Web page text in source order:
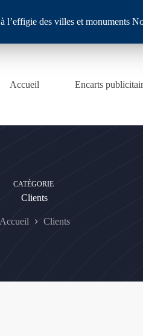
l’effigie des villes et monuments
Accueil Encarts
CATÉGORIE
Clients
Accueil Clients